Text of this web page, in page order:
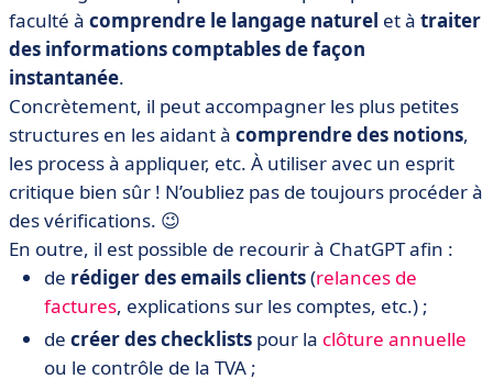
faculté à comprendre le langage naturel et à traiter
des informations comptables de façon
instantanée.
Concrètement, il peut accompagner les plus petites
structures en les aidant à comprendre des notions,
les process à appliquer, etc. À utiliser avec un esprit
critique bien sûr ! N’oubliez pas de toujours procéder à
des vérifications. 😉
En outre, il est possible de recourir à ChatGPT afin :
de rédiger des emails clients(relances de
factures, explications sur les comptes, etc.) ;
de créer des checklists pour la clôture annuelle
ou le contrôle de la TVA ;